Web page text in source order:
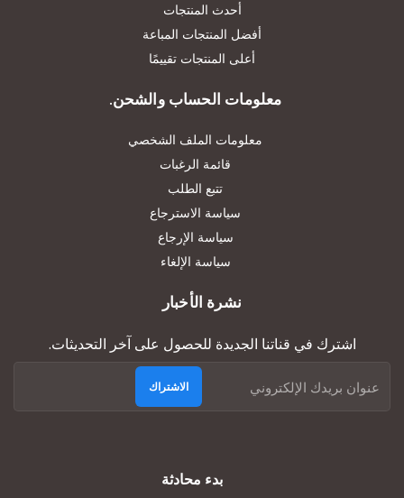
أحدث المنتجات
أفضل المنتجات المباعة
أعلى المنتجات تقييمًا
معلومات الحساب والشحن.
معلومات الملف الشخصي
قائمة الرغبات
تتبع الطلب
سياسة الاسترجاع
سياسة الإرجاع
سياسة الإلغاء
نشرة الأخبار
اشترك في قناتنا الجديدة للحصول على آخر التحديثات.
الاشتراك
بدء محادثة